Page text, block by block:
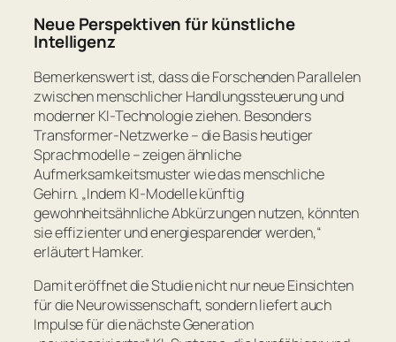
Neue Perspektiven für künstliche
Intelligenz
Bemerkenswert ist, dass die Forschenden Parallelen
zwischen menschlicher Handlungssteuerung und
moderner KI-Technologie ziehen. Besonders
Transformer-Netzwerke – die Basis heutiger
Sprachmodelle – zeigen ähnliche
Aufmerksamkeitsmuster wie das menschliche
Gehirn. „Indem KI-Modelle künftig
gewohnheitsähnliche Abkürzungen nutzen, könnten
sie effizienter und energiesparender werden,“
erläutert Hamker.
Damit eröffnet die Studie nicht nur neue Einsichten
für die Neurowissenschaft, sondern liefert auch
Impulse für die nächste Generation